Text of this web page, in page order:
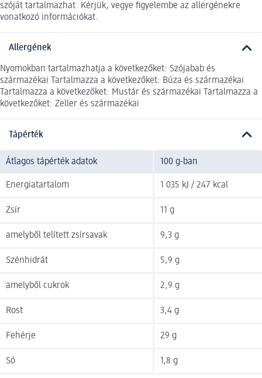
szóját tartalmazhat. Kérjük, vegye figyelembe az allergénekre
vonatkozó információkat.
Allergének
Nyomokban tartalmazhatja a következőket: Szójabab és
származékai Tartalmazza a következőket: Búza és származékai
Tartalmazza a következőket: Mustár és származékai Tartalmazza a
következőket: Zeller és származékai
Tápérték
Átlagos tápérték adatok 100 g-ban
Energiatartalom 1 035 kJ / 247 kcal
Zsír 11 g
amelyből telített zsírsavak 9,3 g
Szénhidrát 5,9 g
amelyből cukrok 2,9 g
Rost 3,4 g
Fehérje 29 g
Só 1,8 g